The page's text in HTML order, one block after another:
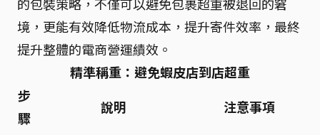
境，更能有效降低物流成本，提升寄件效率，最終
提升整體的電商營運績效。
精準稱重：避免蝦皮店到店超重
步
驟
說明
注意事項